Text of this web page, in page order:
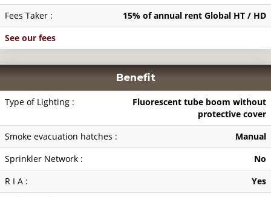
Fees Taker :
15% of annual rent Global HT / HD
See our fees
Benefit
Type of Lighting :
Fluorescent tube boom without
protective cover
Smoke evacuation hatches :
Manual
Sprinkler Network :
No
R I A :
Yes